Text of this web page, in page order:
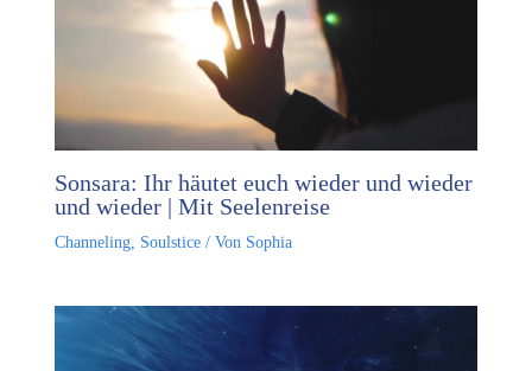
Sonsara: Ihr häutet euch wieder und wieder
und wieder | Mit Seelenreise
Channeling, Soulstice/ Von Sophia